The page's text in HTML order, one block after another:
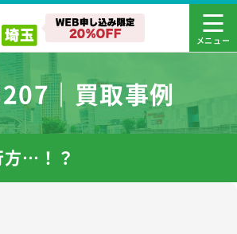
｜買取事例
方…！？